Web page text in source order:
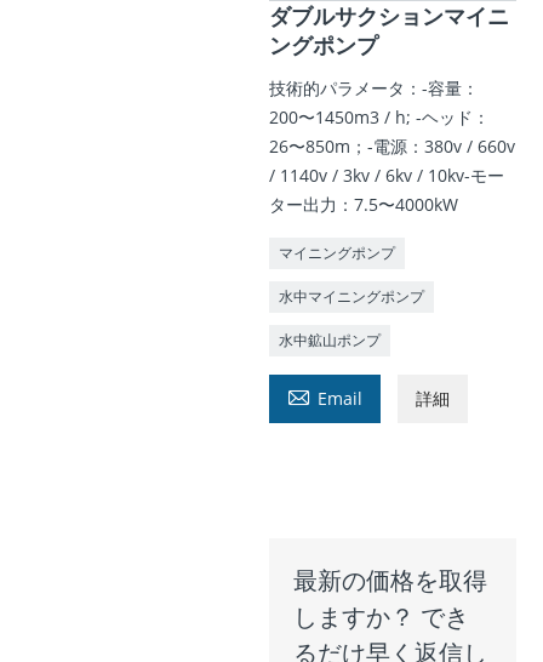
ダブルサクションマイニ
ングポンプ
技術的パラメータ：-容量：
200〜1450m3 / h; -ヘッド：
26〜850m；-電源：380v / 660v
/ 1140v / 3kv / 6kv / 10kv-モー
ター出力：7.5〜4000kW
マイニングポンプ
水中マイニングポンプ
水中鉱山ポンプ
 Email 詳細
最新の価格を取得
しますか？ でき
るだけ早く返信し